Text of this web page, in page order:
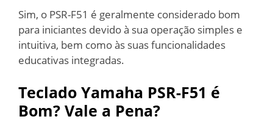
Sim, o PSR-F51 é geralmente considerado bom
para iniciantes devido à sua operação simples e
intuitiva, bem como às suas funcionalidades
educativas integradas.
Teclado Yamaha PSR-F51 é
Bom? Vale a Pena?